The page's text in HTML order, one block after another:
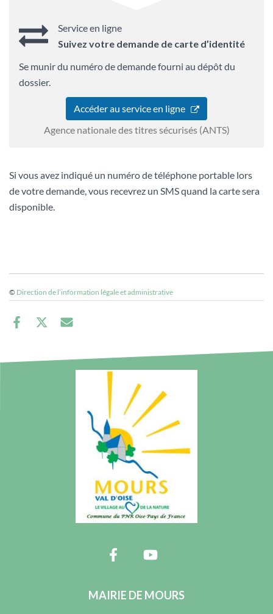
Service en ligne
Suivez votre demande de carte d’identité
Se munir du numéro de demande fourni au dépôt du
dossier.
Accéder au service en ligne
Agence nationale des titres sécurisés (ANTS)
Si vous avez indiqué un numéro de téléphone portable lors
de votre demande, vous recevrez un SMS quand la carte sera
disponible.
© Direction de l’information légale et administrative
MAIRIE DE MOURS